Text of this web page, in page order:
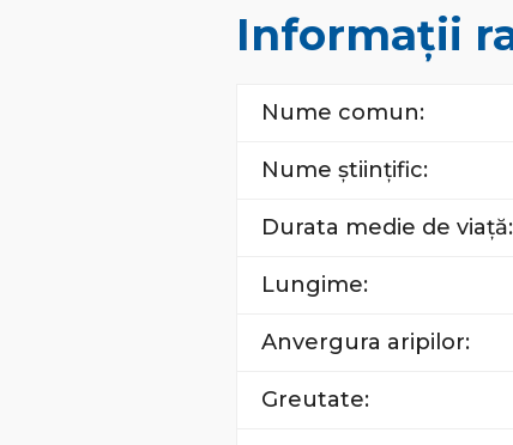
Informații
Nume comun:
Nume științific:
Durata medie de viață:
Lungime:
Anvergura aripilor:
Greutate: